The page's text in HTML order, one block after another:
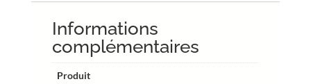
Informations
complémentaires
Produit